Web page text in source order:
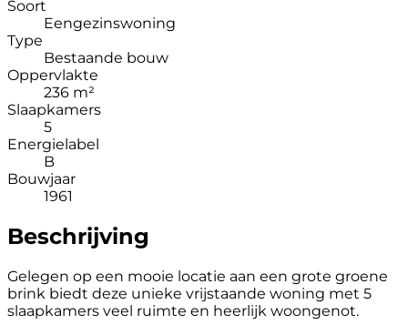
Soort
Eengezinswoning
Type
Bestaande bouw
Oppervlakte
236 m²
Slaapkamers
5
Energielabel
B
Bouwjaar
1961
Beschrijving
Gelegen op een mooie locatie aan een grote groene
brink biedt deze unieke vrijstaande woning met 5
slaapkamers veel ruimte en heerlijk woongenot.